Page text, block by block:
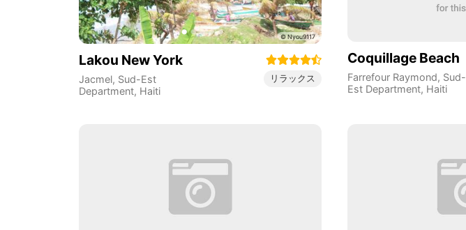
Lakou New York
Jacmel, Sud-Est
Department, Haiti
リラックス
Coquillage Beach
Farrefour Raymond, Sud-
Est Department, Haiti